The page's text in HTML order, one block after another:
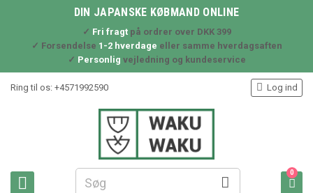
DIN JAPANSKE KØBMAND ONLINE
✓ Fri fragtpå ordrer over DKK 399
✓ Forsendelse 1-2 hverdage eller samme hverdagsaften
✓ Personlig vejledning og kundeservice
Ring til os: +4571992590
 
 Log ind

0